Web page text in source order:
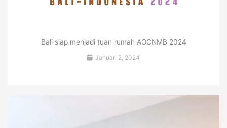
Bali siap menjadi tuan rumah AOCNMB 2024
Januari 2, 2024